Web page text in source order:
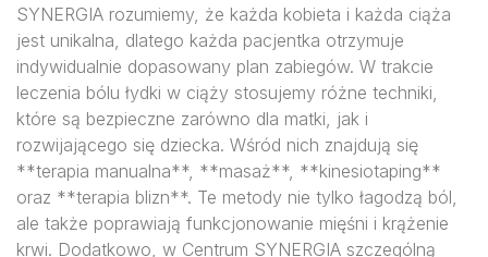
SYNERGIA rozumiemy, że każda kobieta i każda ciąża
jest unikalna, dlatego każda pacjentka otrzymuje
indywidualnie dopasowany plan zabiegów. W trakcie
leczenia bólu łydki w ciąży stosujemy różne techniki,
które są bezpieczne zarówno dla matki, jak i
rozwijającego się dziecka. Wśród nich znajdują się
**terapia manualna**, **masaż**, **kinesiotaping**
oraz **terapia blizn**. Te metody nie tylko łagodzą ból,
ale także poprawiają funkcjonowanie mięśni i krążenie
krwi. Dodatkowo, w Centrum SYNERGIA szczególną